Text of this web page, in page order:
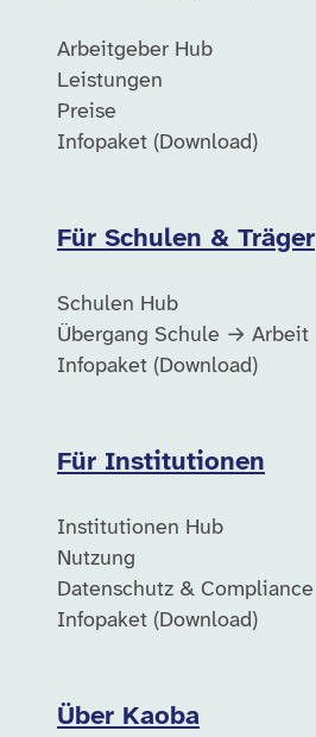
Arbeitgeber Hub
Leistungen
Preise
Infopaket (Download)
Für Schulen & Träger
Schulen Hub
Übergang Schule → Arbeit
Infopaket (Download)
Für Institutionen
Institutionen Hub
Nutzung
Datenschutz & Compliance
Infopaket (Download)
Über Kaoba